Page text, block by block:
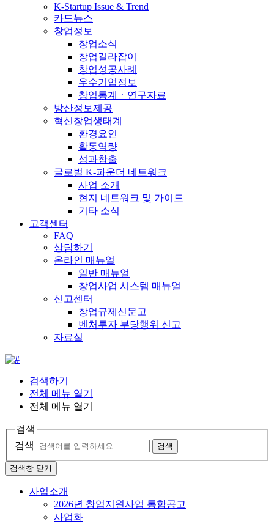
K-Startup Issue & Trend
카드뉴스
창업정보
창업소식
창업길라잡이
창업성공사례
우수기업정보
창업통계ㆍ연구자료
방산정보제공
혁신창업생태계
환경요인
활동역량
성과창출
글로벌 K-파운더 네트워크
사업 소개
현지 네트워크 및 가이드
기타 소식
고객센터
FAQ
상담하기
온라인 매뉴얼
일반 매뉴얼
창업사업 시스템 매뉴얼
신고센터
창업규제신문고
벤처투자 부당행위 신고
자료실
검색하기
전체 메뉴 열기
전체 메뉴 열기
검색
검색
검색
검색창 닫기
사업소개
2026년 창업지원사업 통합공고
사업화